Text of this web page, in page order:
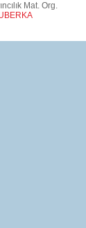
Mat. Org.